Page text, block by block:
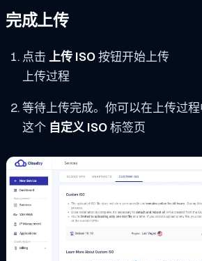
完成上传
点击 上传 ISO按钮开始上传
上传过程
等待上传完成。你可以在上传过
这个 自定义 ISO标签页